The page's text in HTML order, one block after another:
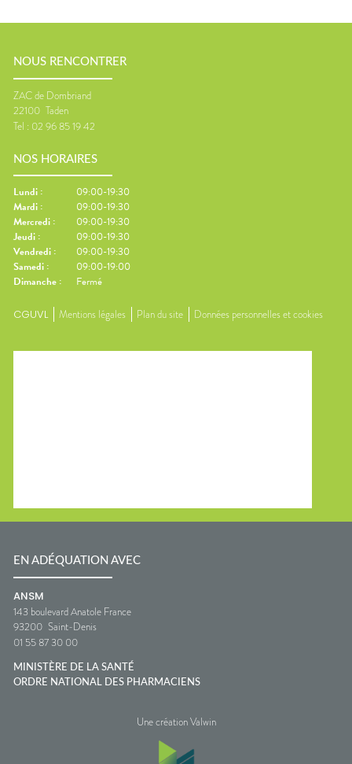
NOUS RENCONTRER
ZAC de Dombriand
22100 Taden
Tel : 02 96 85 19 42
NOS HORAIRES
Lundi :
09:00-19:30
Mardi :
09:00-19:30
Mercredi :
09:00-19:30
Jeudi :
09:00-19:30
Vendredi :
09:00-19:30
Samedi :
09:00-19:00
Dimanche : Fermé
CGUVL Mentions légales Plan du site Données personnelles et cookies
EN ADÉQUATION AVEC
ANSM
143 boulevard Anatole France
93200 Saint-Denis
01 55 87 30 00
MINISTÈRE DE LA SANTÉ
ORDRE NATIONAL DES PHARMACIENS
Une création Valwin